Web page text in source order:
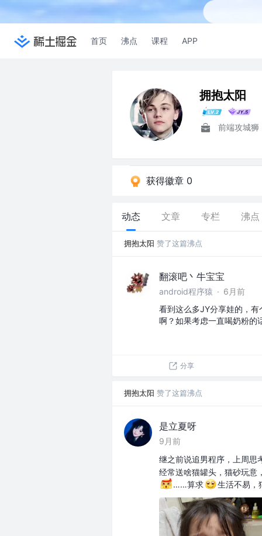
首页 沸点 课程 APP
拥抱太阳
前端攻城狮
获得徽章 0
动态 文章 专栏 沸点
拥抱太阳 赞了这篇沸点
翻滚吧丶牛宝宝
android程序猿 · 6月前
看到这么多JY分享娃的，
啊？如果考虑一直喝奶粉的
分享
拥抱太阳 赞了这篇沸点
是立夏呀
9月前
继之前说追男程序，上周思
经常送啥猫罐头，猫砂玩意
……算求
生活不易，